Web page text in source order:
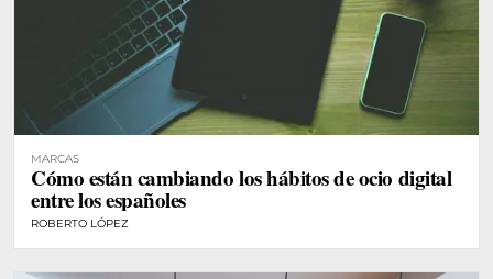
MARCAS
Cómo están cambiando los hábitos de ocio digital
entre los españoles
ROBERTO LÓPEZ